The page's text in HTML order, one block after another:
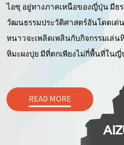
ไอซุ อยู่ทางภาคเหนือของญี่ปุ่น มี
วัฒนธรรมประวัติศาสตร์อันโดดเด่
หนาวจะเพลิดเพลินกับกิจกรรมเล่น
หิมะผงปุย มีที่ตกเพียงไม่กี่พื้นที่ใน
READ MORE